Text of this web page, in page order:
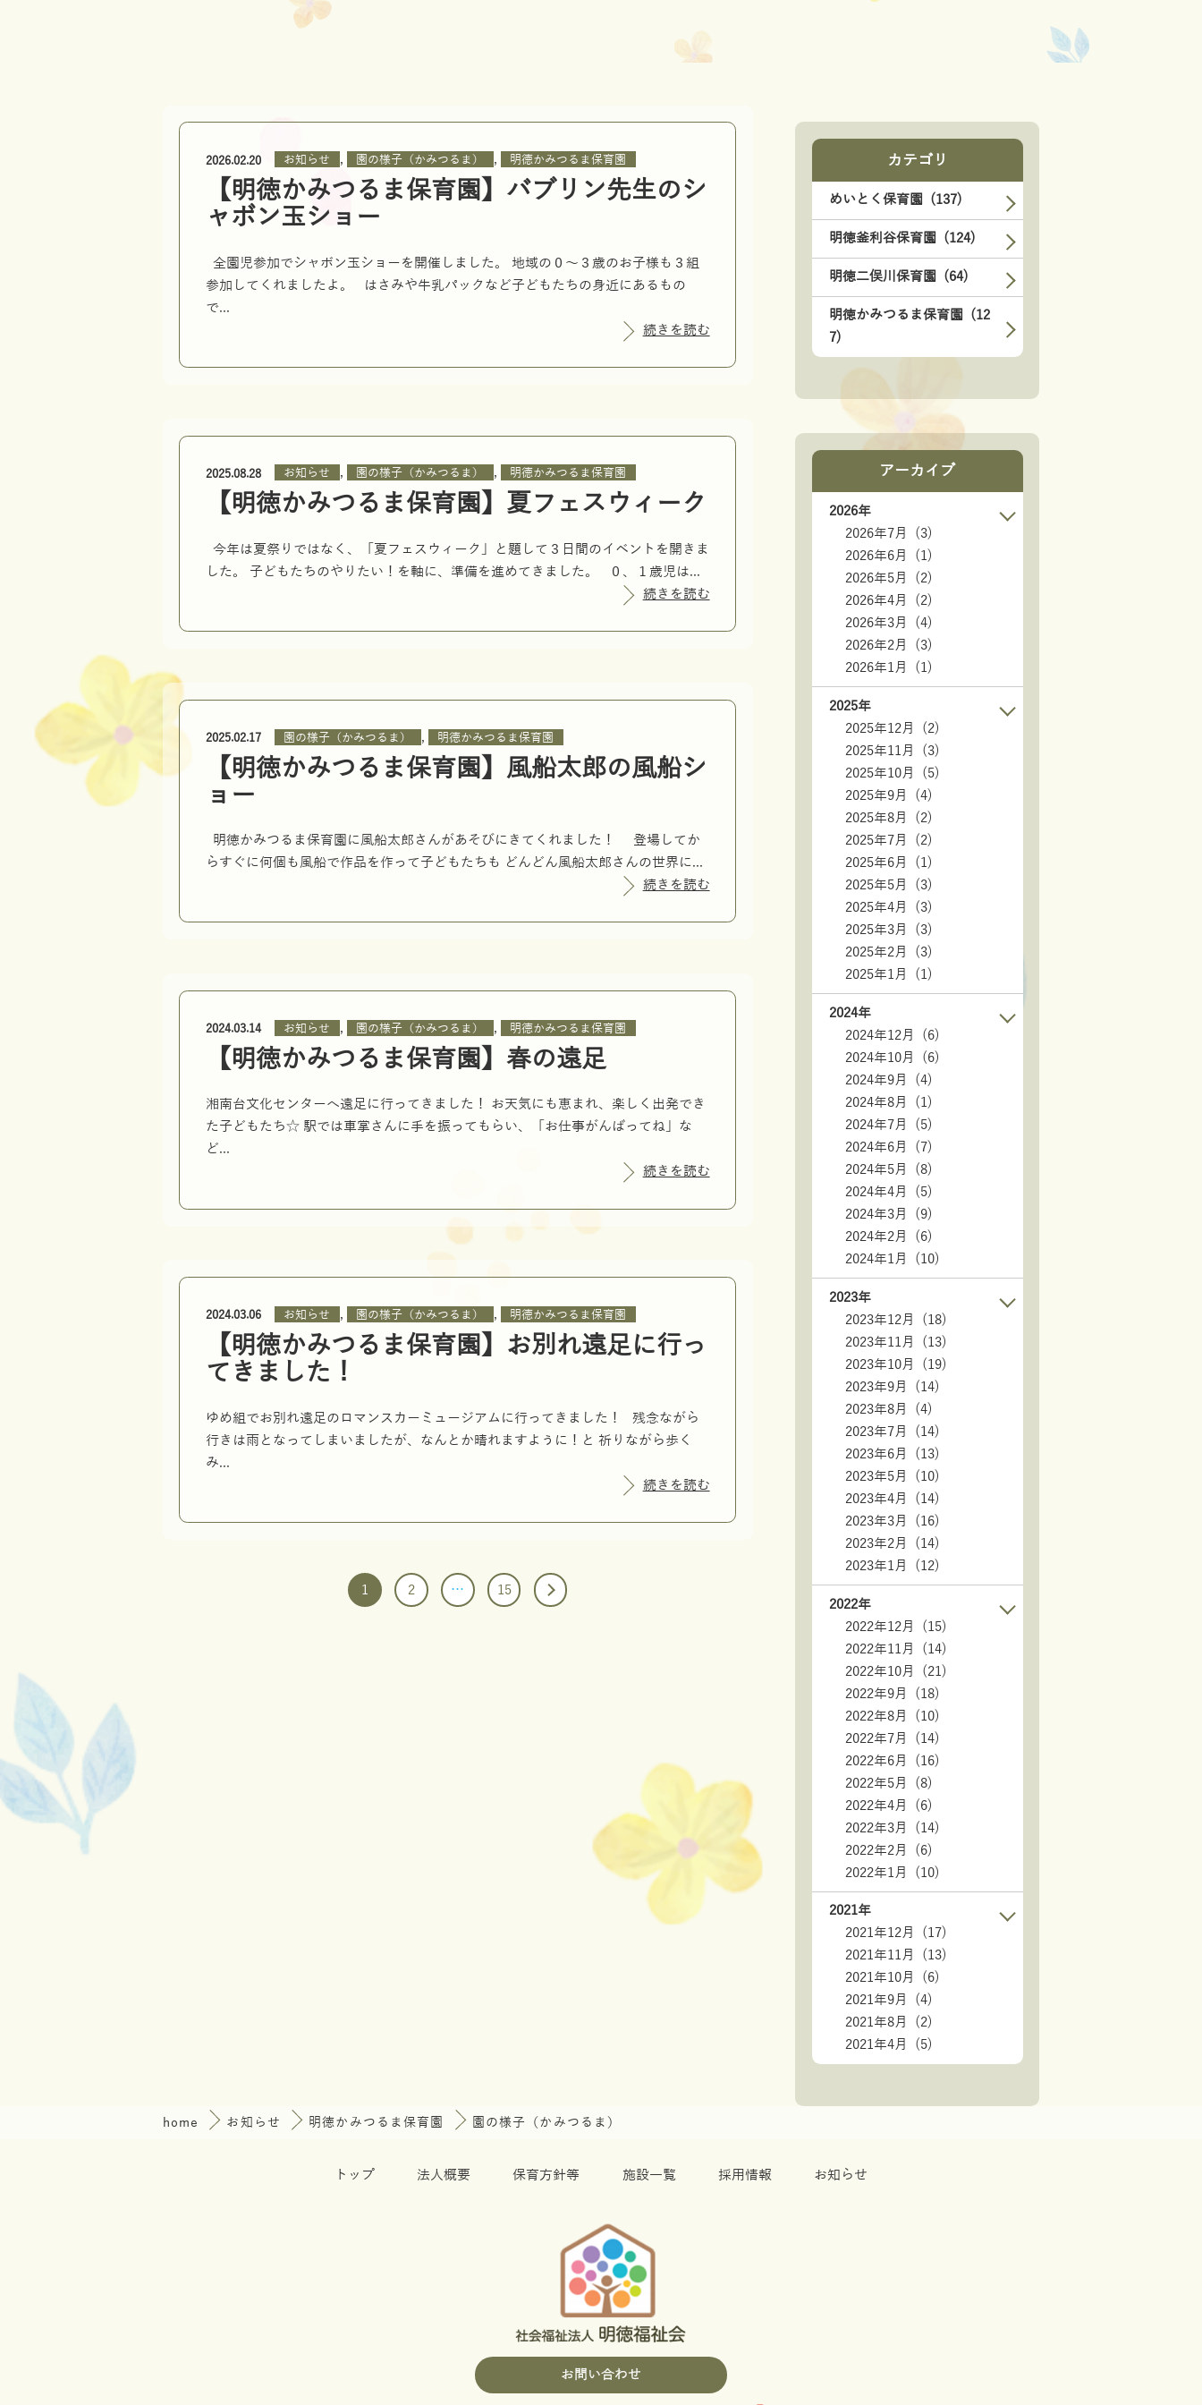
2026.02.20 お知らせ , 園の様子（かみつるま） , 明徳かみつるま保育園
【明徳かみつるま保育園】バブリン先生のシ
ャボン玉ショー
全園児参加でシャボン玉ショーを開催しました。 地域の０～３歳のお子様も３組
参加してくれましたよ。 はさみや牛乳パックなど子どもたちの身近にあるもの
で...
続きを読む
2025.08.28 お知らせ , 園の様子（かみつるま） , 明徳かみつるま保育園
【明徳かみつるま保育園】夏フェスウィーク
今年は夏祭りではなく、「夏フェスウィーク」と題して３日間のイベントを開きま
した。 子どもたちのやりたい！を軸に、準備を進めてきました。 ０、１歳児は...
続きを読む
2025.02.17 園の様子（かみつるま） , 明徳かみつるま保育園
【明徳かみつるま保育園】風船太郎の風船シ
ョー
明徳かみつるま保育園に風船太郎さんがあそびにきてくれました！ 登場してか
らすぐに何個も風船で作品を作って子どもたちも どんどん風船太郎さんの世界に...
続きを読む
2024.03.14 お知らせ , 園の様子（かみつるま） , 明徳かみつるま保育園
【明徳かみつるま保育園】春の遠足
湘南台文化センターへ遠足に行ってきました！ お天気にも恵まれ、楽しく出発でき
た子どもたち☆ 駅では車掌さんに手を振ってもらい、「お仕事がんばってね」な
ど...
続きを読む
2024.03.06 お知らせ , 園の様子（かみつるま） , 明徳かみつるま保育園
【明徳かみつるま保育園】お別れ遠足に行っ
てきました！
ゆめ組でお別れ遠足のロマンスカーミュージアムに行ってきました！ 残念ながら
行きは雨となってしまいましたが、なんとか晴れますように！と 祈りながら歩く
み...
続きを読む
1 2 … 15
カテゴリ
めいとく保育園 (137)
明徳釜利谷保育園 (124)
明徳二俣川保育園 (64)
明徳かみつるま保育園 (12
7)
アーカイブ
2026年
2026年7月 (3)
2026年6月 (1)
2026年5月 (2)
2026年4月 (2)
2026年3月 (4)
2026年2月 (3)
2026年1月 (1)
2025年
2025年12月 (2)
2025年11月 (3)
2025年10月 (5)
2025年9月 (4)
2025年8月 (2)
2025年7月 (2)
2025年6月 (1)
2025年5月 (3)
2025年4月 (3)
2025年3月 (3)
2025年2月 (3)
2025年1月 (1)
2024年
2024年12月 (6)
2024年10月 (6)
2024年9月 (4)
2024年8月 (1)
2024年7月 (5)
2024年6月 (7)
2024年5月 (8)
2024年4月 (5)
2024年3月 (9)
2024年2月 (6)
2024年1月 (10)
2023年
2023年12月 (18)
2023年11月 (13)
2023年10月 (19)
2023年9月 (14)
2023年8月 (4)
2023年7月 (14)
2023年6月 (13)
2023年5月 (10)
2023年4月 (14)
2023年3月 (16)
2023年2月 (14)
2023年1月 (12)
2022年
2022年12月 (15)
2022年11月 (14)
2022年10月 (21)
2022年9月 (18)
2022年8月 (10)
2022年7月 (14)
2022年6月 (16)
2022年5月 (8)
2022年4月 (6)
2022年3月 (14)
2022年2月 (6)
2022年1月 (10)
2021年
2021年12月 (17)
2021年11月 (13)
2021年10月 (6)
2021年9月 (4)
2021年8月 (2)
2021年4月 (5)
home お知らせ 明徳かみつるま保育園 園の様子（かみつるま）
トップ 法人概要 保育方針等 施設一覧 採用情報 お知らせ
お問い合わせ